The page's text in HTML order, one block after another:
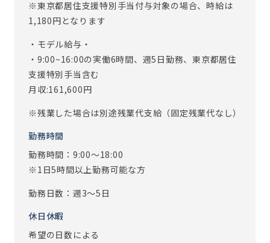
18：00 退社
◇こんな方へおすすめのお仕事◇
・育児と仕事を両立したい方
・定年退職後も働いていきたいと思っている方
・人と接するのが好きな方
◇介護に興味はあるけれど、何から始めて良いかわからない
・直接お客様に触れてケアをする業務ではありません。
・資格も経験も不要なので、まずはこちらのお仕事から始め
てみる、というスタッフも多くいます。
・介護業界に興味がある方、ご高齢の方とお話しするのが
お気軽にお問い合わせください！
※東京都居住支援特別手当付与対象の場合、時給は
1,180円となります
・モデル給与・
・9:00~16:00の実働6時間、週5日勤務、東京都居住
支援特別手当含む
月収:161,600円
※残業した場合は別途残業代支給（固定残業代なし）
勤務時間
勤務時間：9:00～18:00
※1日5時間以上勤務可能な方
勤務日数：週3～5日
休日休暇
希望の日数による